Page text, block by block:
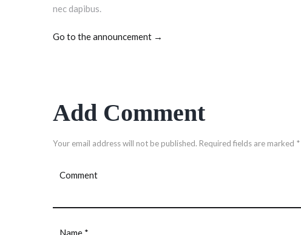
nec dapibus.
Go to the announcement →
Add Comment
Your email address will not be published. Required fields are marked *